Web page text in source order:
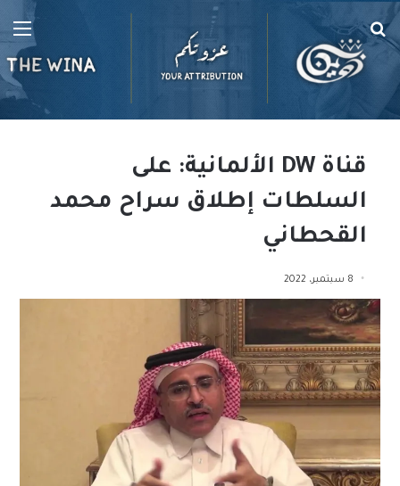
بحث
عن
قناة DW الألمانية: على
السلطات إطلاق سراح محمد
القحطاني
8 سبتمبر، 2022